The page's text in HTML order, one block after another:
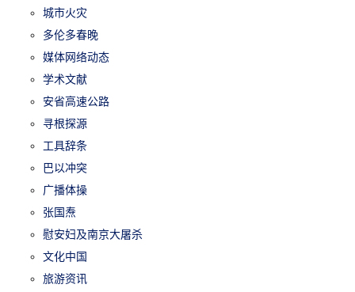
城市火灾
多伦多春晚
媒体网络动态
学术文献
安省高速公路
寻根探源
工具辞条
巴以冲突
广播体操
张国焘
慰安妇及南京大屠杀
文化中国
旅游资讯